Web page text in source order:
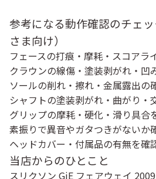
参考になる動作確認のチェ
さま向け）
フェースの打痕・摩耗・スコアラ
クラウンの線傷・塗装剥がれ・凹
ソールの削れ・擦れ・金属露出の
シャフトの塗装剥がれ・曲がり・
グリップの摩耗・硬化・滑り具合
素振りで異音やガタつきがないか
ヘッドカバー・付属品の有無を確
当店からのひとこと
スリクソン GiE フェアウェイ